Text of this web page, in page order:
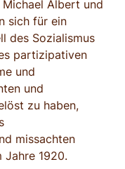
Albert und
sich für ein
des Sozialismus
partizipativen
und
und
zu haben,
missachten
Jahre 1920.